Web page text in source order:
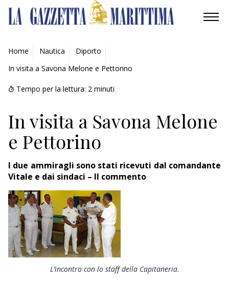
AMBIENTE
MOBILITÀ
INDUSTRIA
RICERCA
ECONOMIA
TURISMO
CULTURA
NAUTICA
EDITORIALI
Home Nautica
Diporto
In visita a Savona Melone e Pettorino
Tempo per la lettura: 2 minuti
In visita a Savona Melone
e Pettorino
I due ammiragli sono stati ricevuti dal comandante
Vitale e dai sindaci – Il commento
L’incontro con lo staff della Capitaneria.